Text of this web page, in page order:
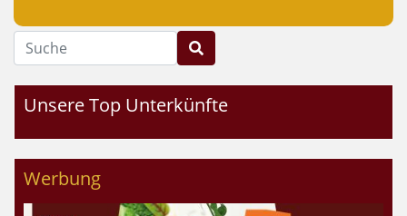
Suche
Unsere Top Unterkünfte
Werbung